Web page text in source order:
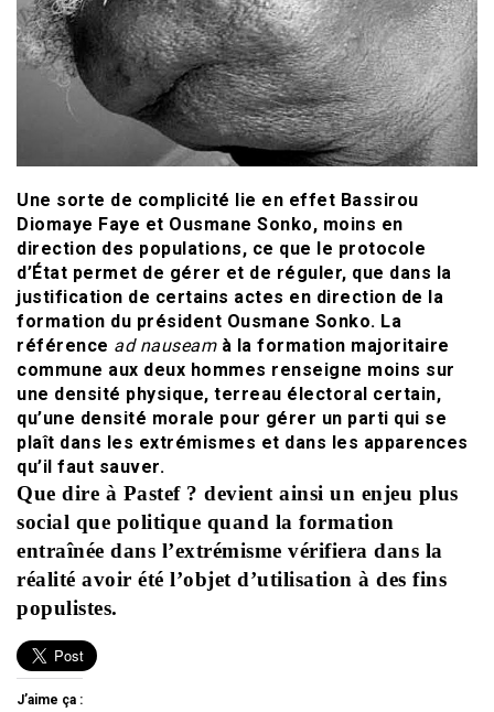
Une sorte de complicité lie en effet Bassirou
Diomaye Faye et Ousmane Sonko, moins en
direction des populations, ce que le protocole
d’État permet de gérer et de réguler, que dans la
justification de certains actes en direction de la
formation du président Ousmane Sonko. La
référence ad nauseamà la formation majoritaire
commune aux deux hommes renseigne moins sur
une densité physique, terreau électoral certain,
qu’une densité morale pour gérer un parti qui se
plaît dans les extrémismes et dans les apparences
qu’il faut sauver.
Que dire à Pastef ? devient ainsi un enjeu plus
social que politique quand la formation
entraînée dans l’extrémisme vérifiera dans la
réalité avoir été l’objet d’utilisation à des fins
populistes.
J’aime ça :